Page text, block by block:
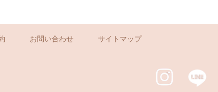
お問い合わせ サイトマップ